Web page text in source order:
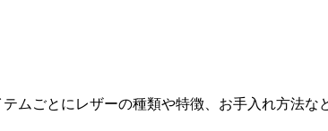
ムごとにレザーの種類や特徴、お手入れ方法な